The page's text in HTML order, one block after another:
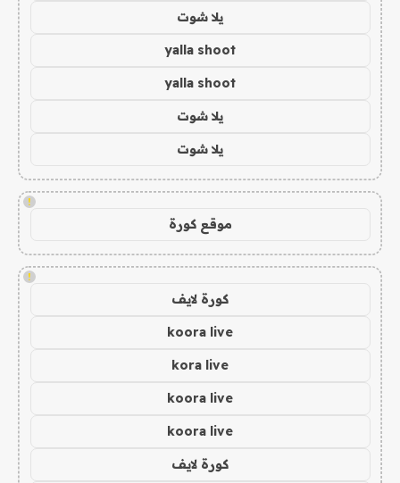
يلا شوت
yalla shoot
yalla shoot
يلا شوت
يلا شوت
!
موقع كورة
!
كورة لايف
koora live
kora live
koora live
koora live
كورة لايف